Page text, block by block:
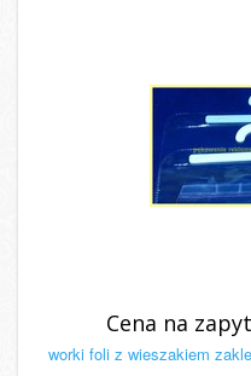
Cena na
worki foli z wieszakiem